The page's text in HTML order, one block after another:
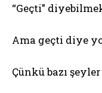
“Geçti”
Ama geçti diye
Çünkü bazı